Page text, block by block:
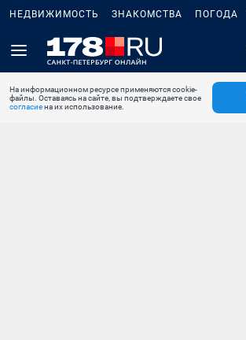
НЕДВИЖИМОСТЬ ЗНАКОМСТВА ПОГОДА
На информационном ресурсе применяются cookie-
файлы. Оставаясь на сайте, вы подтверждаете свое
согласиена их использование.